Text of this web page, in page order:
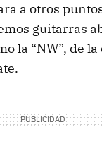
a otros
guitarras
la “NW”, de